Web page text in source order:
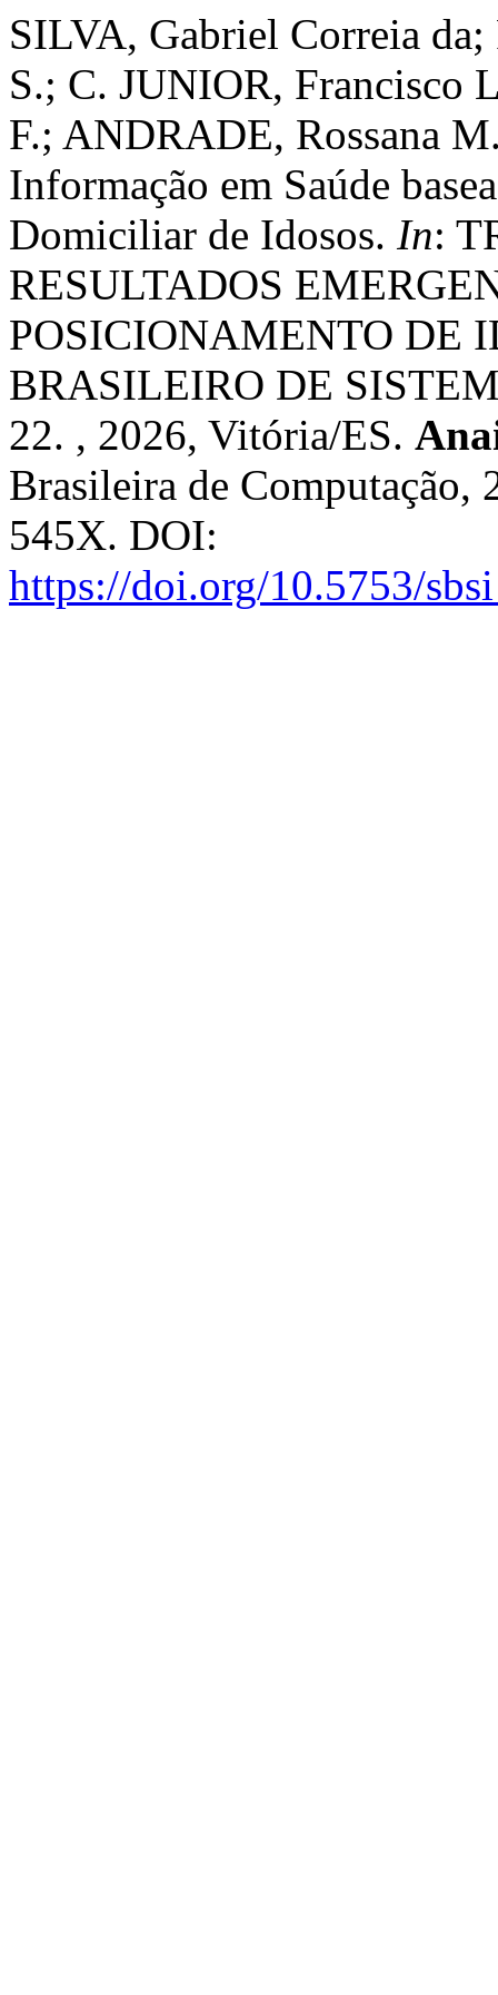
SILVA, Gabriel Correia
S.; C. JUNIOR, Francisco
F.; ANDRADE, Rossana
Informação em Saúde
Domiciliar de Idosos. In:
RESULTADOS
POSICIONAMENTO DE
BRASILEIRO DE
22. , 2026, Vitória/ES.
Brasileira de
545X. DOI:
https://doi.org/10.5753/